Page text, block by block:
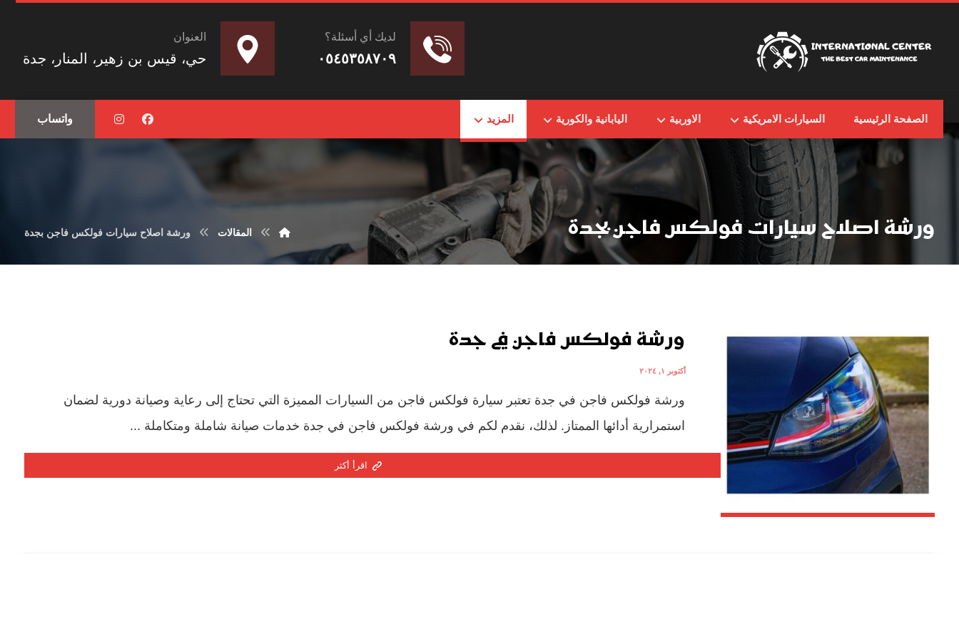
العنوان
حي، قيس بن زهير، المنار، جدة
لديك أي أسئلة؟
٠٥٤٥٣٥٨٧٠٩
الصفحة الرئيسية السيارات الامريكية الاوربية اليابانية والكورية المزيد واتساب
ورشة اصلاح سيارات فولكس فاجن بجدة المقالات ورشة اصلاح سيارات فولكس فاجن بجدة
ورشة فولكس فاجن في جدة
أكتوبر ١, ٢٠٢٤
ورشة فولكس فاجن في جدة تعتبر سيارة فولكس فاجن من السيارات المميزة التي تحتاج إلى رعاية وصيانة دورية لضمان
استمرارية أدائها الممتاز. لذلك، نقدم لكم في ورشة فولكس فاجن في جدة خدمات صيانة شاملة ومتكاملة ...
اقرأ أكثر